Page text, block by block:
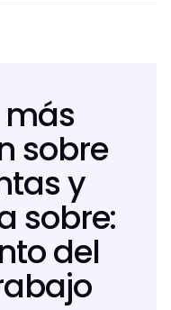
sobre
y
sobre:
del